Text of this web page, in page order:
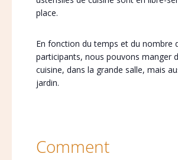
place.
En fonction du temps et du nombre
participants, nous pouvons manger
cuisine, dans la grande salle, mais
jardin.
Comment